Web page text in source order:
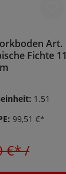
Art.
Fichte 11
1.51
99,51 €*
€*/